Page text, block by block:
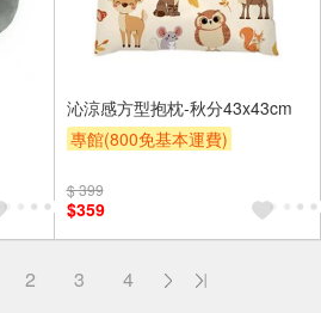
沁涼感方型抱枕-秋分43x43cm
專館(800免基本運費)
$ 399
$359
2 3 4
送